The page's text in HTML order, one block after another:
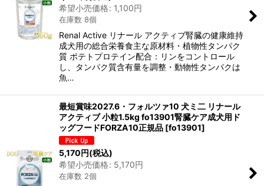
希望小売価格: 1,100円
在庫数 8個
Renal Active リナール アクティブ腎臓の健康維持
成犬用の総合栄養食主な原材料・植物性タンパク
質 ポテトプロテイン配合：リンをコントロール
し、タンパク質含有量を調整・動物性タンパクは
魚…
最短賞味2027.6・フォルツァ10 犬ミ二 リナール
アクティブ 小粒1.5kg fo13901腎臓ケア成犬用ド
ッグフードFORZA10正規品 [fo13901]
5,170円(税込)
希望小売価格: 5,170円
在庫数 2個